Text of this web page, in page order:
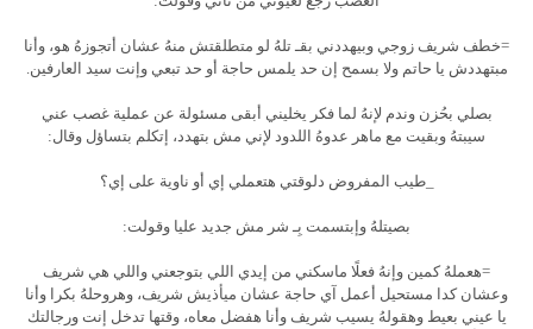
=خطف شريف زوجي وبيهددني بقـ تلهُ لو متطلقتش منهُ عشان أتجوزهُ هو، وأنا
مبتهددش يا حاتم ولا بسمح إن حد يلمس حاجة أو حد تبعي وإنت سيد العارفين.
بصلي بحُزن وندم لإنهُ لما فكر يخليني أبقى مسئولة عن عملية غصب عني
سيبتهُ وبقيت مع ماهر عدوهُ اللدود لإني مش بتهدد، إتكلم بتساؤل وقال:
_طيب المفروض دلوقتي هتعملي إي أو ناوية على إي؟
بصيتلهُ وإبتسمت بِـ شر مش جديد عليا وقولت:
=هعملهُ كمين وإنهُ فعلًا ماسكني من إيدي اللي بتوجعني واللي هي شريف
وعشان كدا مستحيل أعمل آي حاجة عشان ميأذيش شريف، وهروحلهُ بكرا وأنا
يا عيني بعيط وهقولهُ يسيب شريف وأنا هفضل معاه، وقتها تدخل إنت ورجالتك